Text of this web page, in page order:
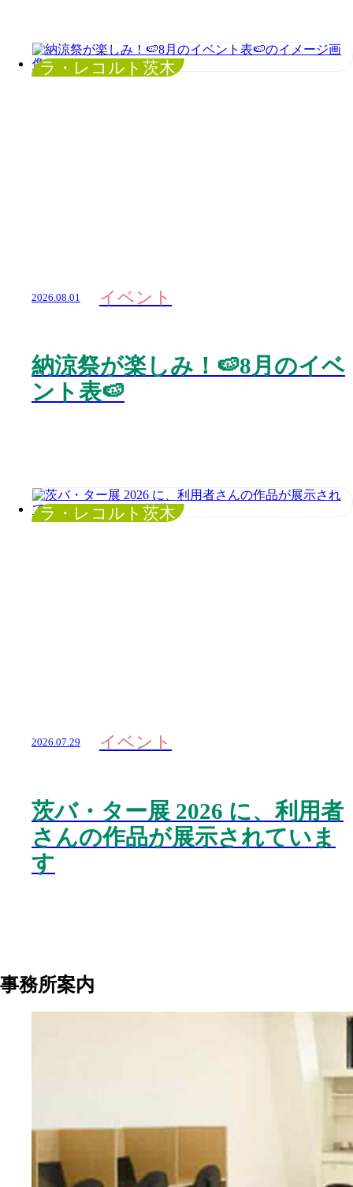
ラ・レコルト茨木
2026.08.01 イベント
納涼祭が楽しみ！🍉8月のイベ
ント表🍉
ラ・レコルト茨木
2026.07.29 イベント
茨バ・ター展 2026 に、利用者
さんの作品が展示されていま
す
事務所案内